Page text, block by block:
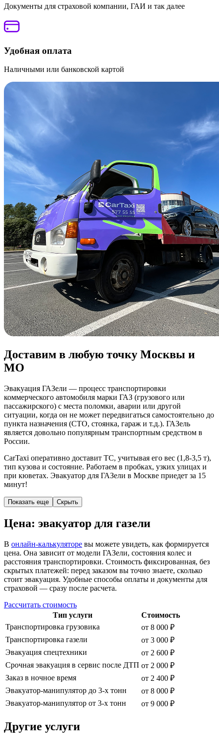
Документы для страховой компании, ГАИ и так далее
Удобная оплата
Наличными или банковской картой
Доставим в любую точку Москвы и
МО
Эвакуация ГАЗели — процесс транспортировки
коммерческого автомобиля марки ГАЗ (грузового или
пассажирского) с места поломки, аварии или другой
ситуации, когда он не может передвигаться самостоятельно до
пункта назначения (СТО, стоянка, гараж и т.д.). ГАЗель
является довольно популярным транспортным средством в
России.
CarTaxi оперативно доставит ТС, учитывая его вес (1,8-3,5 т),
тип кузова и состояние. Работаем в пробках, узких улицах и
при кюветах. Эвакуатор для ГАЗели в Москве приедет за 15
минут!
Показать еще Скрыть
Цена: эвакуатор для газели
В онлайн-калькуляторе вы можете увидеть, как формируется
цена. Она зависит от модели ГАЗели, состояния колес и
расстояния транспортировки. Стоимость фиксированная, без
скрытых платежей: перед заказом вы точно знаете, сколько
стоит эвакуация. Удобные способы оплаты и документы для
страховой — сразу после расчета.
Рассчитать стоимость
Тип услуги
Стоимость
Транспортировка грузовика
от 8 000 ₽
Транспортировка газели
от 3 000 ₽
Эвакуация спецтехники
от 2 600 ₽
Срочная эвакуация в сервис после ДТП от 2 000 ₽
Заказ в ночное время
от 2 400 ₽
Эвакуатор-манипулятор до 3-х тонн
от 8 000 ₽
Эвакуатор-манипулятор от 3-х тонн
от 9 000 ₽
Другие услуги